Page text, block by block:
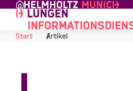
Skip to Content
Start
Artikel